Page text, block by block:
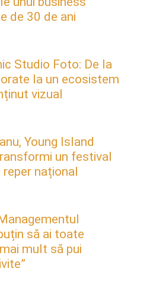
de 30 de ani
Studio Foto: De la
la un ecosistem
vizual
Young Island
un festival
național
să ai toate
mult să pui